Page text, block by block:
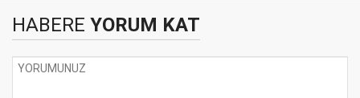
HABERE YORUM KAT